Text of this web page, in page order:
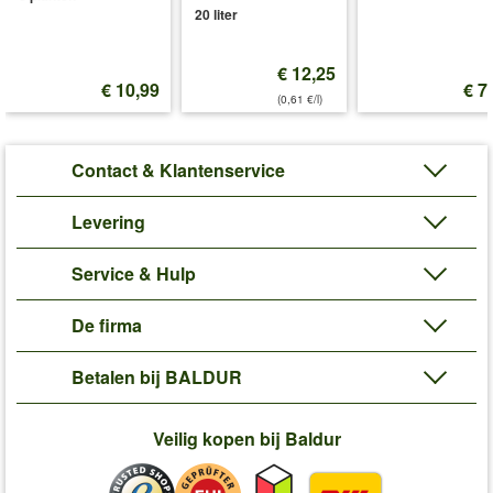
€ 10,99
20 liter
€ 12,25
(0,61 €/l) €
Contact & Klantenservice
Levering
Service & Hulp
De firma
Betalen bij BALDUR
Veilig kopen bij Baldur